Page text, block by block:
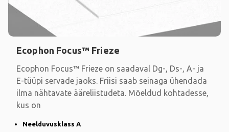
Ecophon Focus™ Frieze
Ecophon Focus™ Frieze on saadaval Dg-, Ds-, A- ja
E-tüüpi servade jaoks. Friisi saab seinaga ühendada
ilma nähtavate ääreliistudeta. Mõeldud kohtadesse,
kus on
Neelduvusklass A